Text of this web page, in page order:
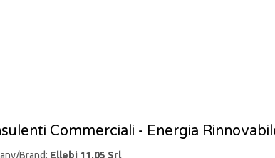
Commerciali - Energia
Brand: Ellebi 11.05 Srl